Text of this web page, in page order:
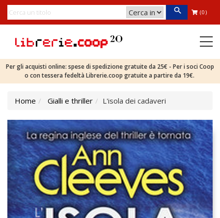
(0)
Per gli acquisti online: spese di spedizione gratuite da 25€ - Per i soci Coop
o con tessera fedeltà Librerie.coop gratuite a partire da 19€.
Home Gialli e thriller L'isola dei cadaveri